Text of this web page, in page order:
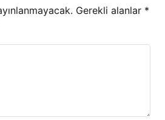
Gerekli alanlar *